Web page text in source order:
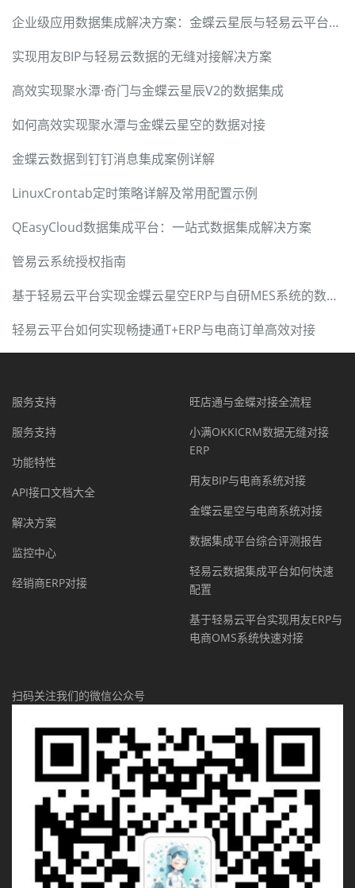
企业级应用数据集成解决方案：金蝶云星辰与轻易云平台无缝对接
实现用友BIP与轻易云数据的无缝对接解决方案
高效实现聚水潭·奇门与金蝶云星辰V2的数据集成
如何高效实现聚水潭与金蝶云星空的数据对接
金蝶云数据到钉钉消息集成案例详解
LinuxCrontab定时策略详解及常用配置示例
QEasyCloud数据集成平台：一站式数据集成解决方案
管易云系统授权指南
基于轻易云平台实现金蝶云星空ERP与自研MES系统的数据集成
轻易云平台如何实现畅捷通T+ERP与电商订单高效对接
服务支持
服务支持
功能特性
API接口文档大全
解决方案
监控中心
经销商ERP对接
旺店通与金蝶对接全流程
小满OKKICRM数据无缝对接
ERP
用友BIP与电商系统对接
金蝶云星空与电商系统对接
数据集成平台综合评测报告
轻易云数据集成平台如何快速
配置
基于轻易云平台实现用友ERP与
电商OMS系统快速对接
扫码关注我们的微信公众号